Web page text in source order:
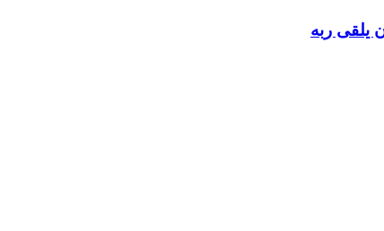
يلقى ربه